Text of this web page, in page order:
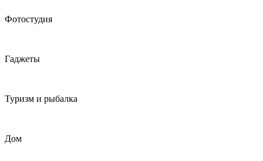
Фотостудия
Гаджеты
Туризм и рыбалка
Дом